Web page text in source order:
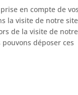
en compte de vos
la visite de notre site
de la visite de
déposer ces